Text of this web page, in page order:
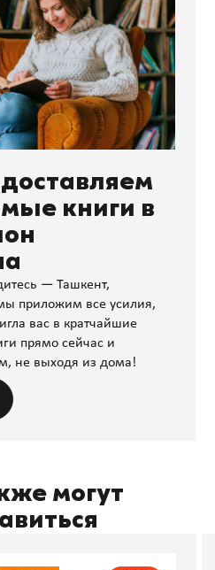
книги в
— Ташкент,
приложим все усилия,
вас в кратчайшие
прямо сейчас и
не выходя из дома!
могут